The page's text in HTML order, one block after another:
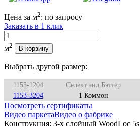
Цена за м2: по запросу
Заказать в 1 клик
Количество
м2 В корзину
Выбрать другой размер:
1153-1204 Селект энд Бэттер
1153-3204
1 Коммон
Посмотреть сертификаты
Видео паркетаВидео о фабрике
Конструкция: 3-х слойный WoodLoc 5s